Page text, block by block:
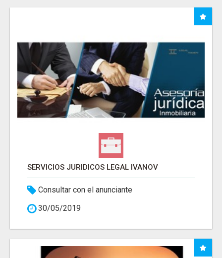
SERVICIOS JURIDICOS LEGAL IVANOV
Consultar con el anunciante
30/05/2019